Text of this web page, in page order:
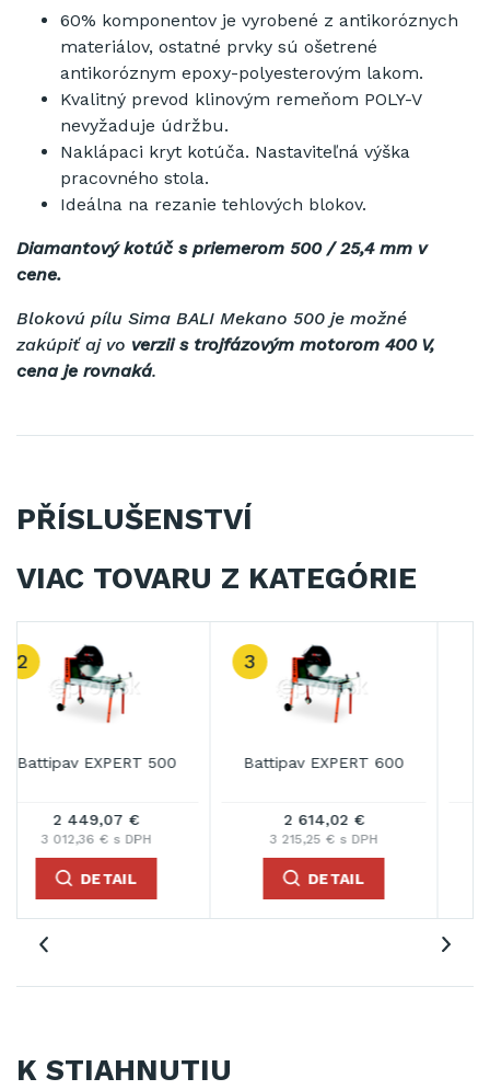
60% komponentov je vyrobené z antikoróznych
materiálov, ostatné prvky sú ošetrené
antikoróznym epoxy-polyesterovým lakom.
Kvalitný prevod klinovým remeňom POLY-V
nevyžaduje údržbu.
Naklápaci kryt kotúča. Nastaviteľná výška
pracovného stola.
Ideálna na rezanie tehlových blokov.
Diamantový kotúč s priemerom 500 / 25,4 mm v
cene.
Blokovú pílu Sima BALI Mekano 500 je možné
zakúpiť aj vo verzii s trojfázovým motorom 400 V,
cena je rovnaká.
PŘÍSLUŠENSTVÍ
VIAC TOVARU Z KATEGÓRIE
Battipav EXPERT 600
2 614,02 €
3 215,25 € s DPH
DETAIL
Battipav EXPERT 700
3 145,98 €
3 869,55 € s DPH
DETAIL
K STIAHNUTIU